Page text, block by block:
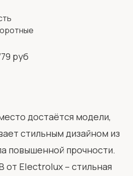
руб
достаётся модели,
стильным дизайном из
повышенной прочности.
от Electrolux – стильная